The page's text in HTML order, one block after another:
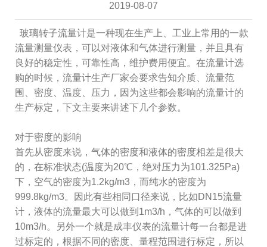
2019-08-07
玻璃转子流量计是一种现在生产上、工业上常用的一款
流量测量仪表，可以对液体和气体进行测量，并且具有
良好的稳定性，可靠性高，维护费用便宜。在流量计选
购的时候，流量计生产厂家会要求告知介质、流量范
围、密度、温度、压力，因为这些都会影响的流量计的
生产标定，下文主要来讲述下几个参数。
对于密度的影响
首先从密度来说，气体的密度和液体的密度相差是很大
的，在标准状态(温度为20℃，绝对压力为101.325Pa)
下，空气的密度为1.2kg/m3，而纯水的密度为
999.8kg/m3。因此有些相同口径来说，比如DN15流量
计，液体的流量最大可以做到1m3/h，气体的可以做到
10m3/h。另外一个就是成丰仪表的流量计每一台都是进
过标定的，根据不同的密度、量程范围进行标定，所以